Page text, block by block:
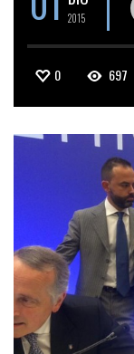
2015
0 697